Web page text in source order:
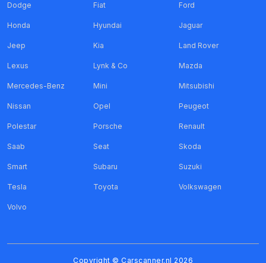
Dodge Fiat Ford
Honda Hyundai Jaguar
Jeep Kia Land Rover
Lexus Lynk & Co Mazda
Mercedes-Benz Mini Mitsubishi
Nissan Opel Peugeot
Polestar Porsche Renault
Saab Seat Skoda
Smart Subaru Suzuki
Tesla Toyota Volkswagen
Volvo
Copyright © Carscanner.nl 2026